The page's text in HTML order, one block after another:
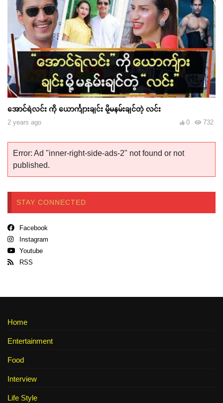
အောင်ရဲလင်း ကို ယောင်္ကျားချင်း မို့မနမ်းချင်တဲ့ လင်း
2 years ago 732
0
Error: Ad "inner-right-side-ads-2" not found or not
published.
STAY CONNECTED
Facebook
Instagram
Youtube
RSS
Home
Entertainment
Food
Interview
Life Style